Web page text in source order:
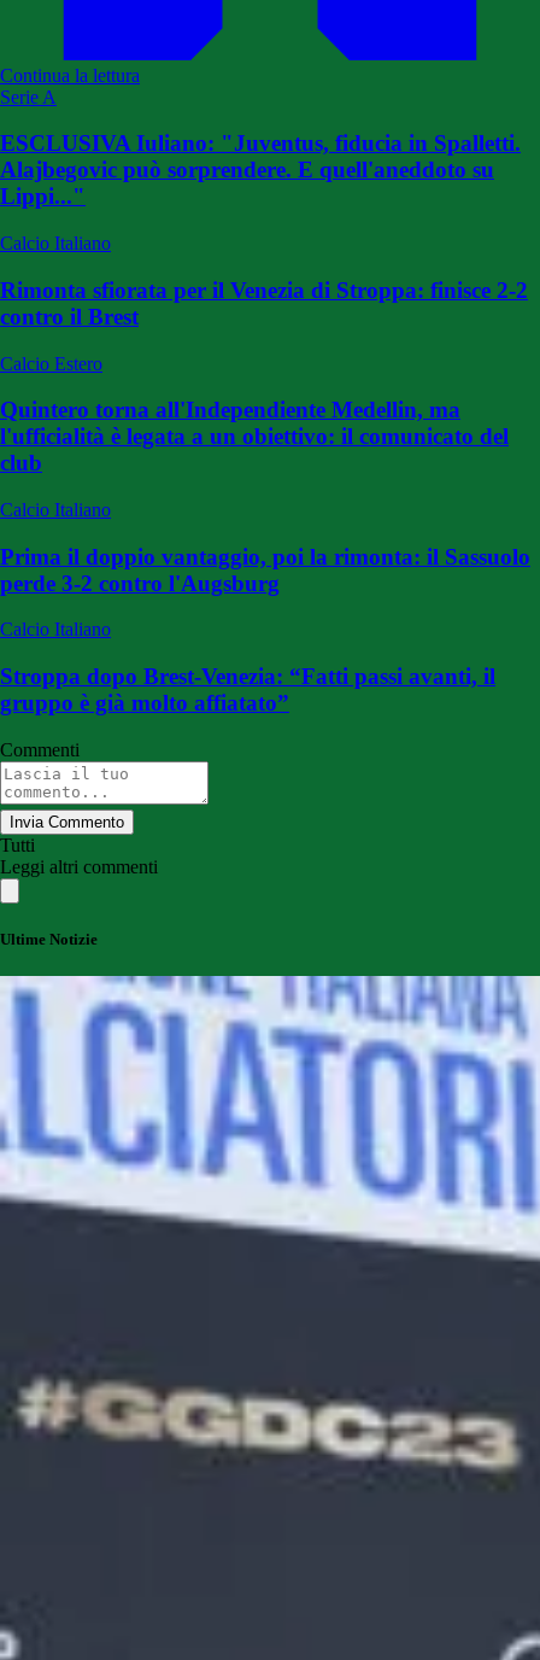
Continua la lettura
Serie A
ESCLUSIVA Iuliano: "Juventus, fiducia in Spalletti.
Alajbegovic può sorprendere. E quell'aneddoto su
Lippi..."
Calcio Italiano
Rimonta sfiorata per il Venezia di Stroppa: finisce 2-2
contro il Brest
Calcio Estero
Quintero torna all'Independiente Medellin, ma
l'ufficialità è legata a un obiettivo: il comunicato del
club
Calcio Italiano
Prima il doppio vantaggio, poi la rimonta: il Sassuolo
perde 3-2 contro l'Augsburg
Calcio Italiano
Stroppa dopo Brest-Venezia: “Fatti passi avanti, il
gruppo è già molto affiatato”
Commenti
Invia Commento
Tutti
Leggi altri commenti
Ultime Notizie